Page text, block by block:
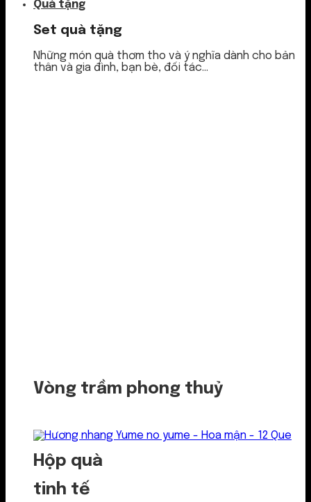
Quà tặng
Set quà tặng
Những món quà thơm tho và ý nghĩa dành cho bản
thân và gia đình, bạn bè, đối tác...
Vòng trầm phong thuỷ
Hộp quà
tinh tế